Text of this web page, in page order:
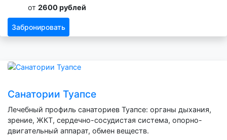
от 2600 рублей
Забронировать
Санатории Туапсе
Лечебный профиль санаториев Туапсе: органы дыхания,
зрение, ЖКТ, сердечно-сосудистая система, опорно-
двигательный аппарат, обмен веществ.